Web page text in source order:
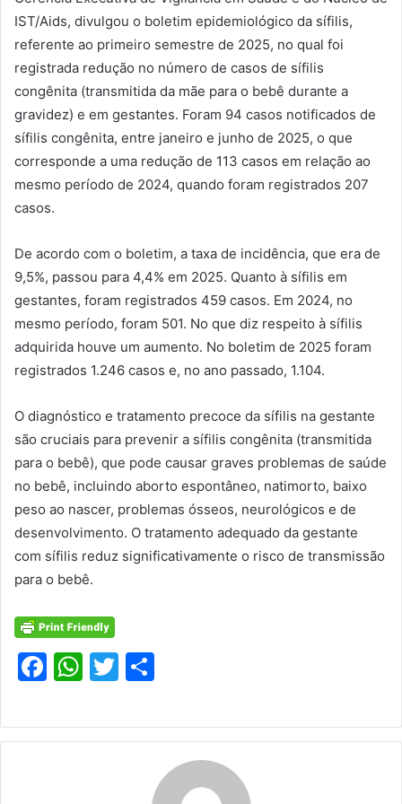
IST/Aids, divulgou o boletim epidemiológico da sífilis,
referente ao primeiro semestre de 2025, no qual foi
registrada redução no número de casos de sífilis
congênita (transmitida da mãe para o bebê durante a
gravidez) e em gestantes. Foram 94 casos notificados de
sífilis congênita, entre janeiro e junho de 2025, o que
corresponde a uma redução de 113 casos em relação ao
mesmo período de 2024, quando foram registrados 207
casos.
De acordo com o boletim, a taxa de incidência, que era de
9,5%, passou para 4,4% em 2025. Quanto à sífilis em
gestantes, foram registrados 459 casos. Em 2024, no
mesmo período, foram 501. No que diz respeito à sífilis
adquirida houve um aumento. No boletim de 2025 foram
registrados 1.246 casos e, no ano passado, 1.104.
O diagnóstico e tratamento precoce da sífilis na gestante
são cruciais para prevenir a sífilis congênita (transmitida
para o bebê), que pode causar graves problemas de saúde
no bebê, incluindo aborto espontâneo, natimorto, baixo
peso ao nascer, problemas ósseos, neurológicos e de
desenvolvimento. O tratamento adequado da gestante
com sífilis reduz significativamente o risco de transmissão
para o bebê.
F
c
e
W
at
s
T
itt
er
ar
e